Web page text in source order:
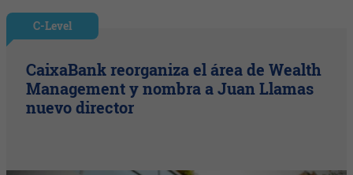
C-Level
CaixaBank reorganiza el área de Wealth
Management y nombra a Juan Llamas
nuevo director